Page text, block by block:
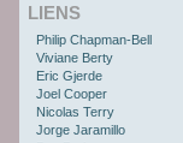
LIENS
Philip Chapman-Bell
Viviane Berty
Eric Gjerde
Joel Cooper
Nicolas Terry
Jorge Jaramillo